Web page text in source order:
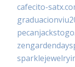
cafecito-